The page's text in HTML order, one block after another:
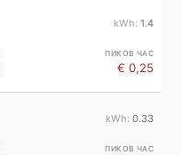
1.4
€ 0,25
0.33